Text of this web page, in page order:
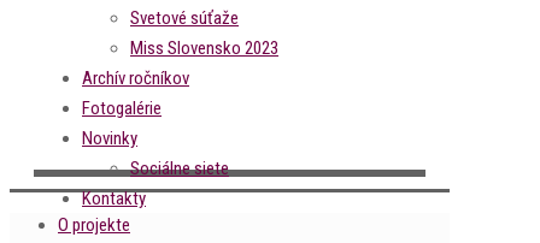
Svetové súťaže
Miss Slovensko 2023
Archív ročníkov
Fotogalérie
Novinky
Sociálne siete
Kontakty
O projekte